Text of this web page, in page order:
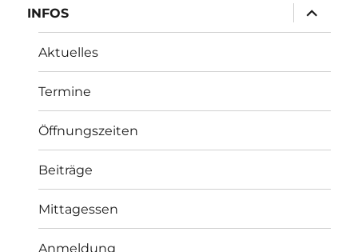
INFOS
öffnen
Aktuelles
Termine
Öffnungszeiten
Beiträge
Mittagessen
Anmeldung